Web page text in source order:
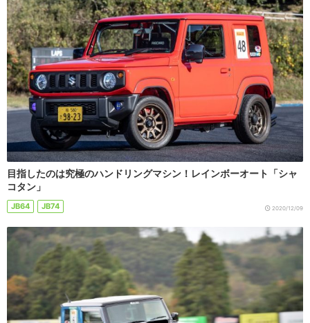
目指したのは究極のハンドリングマシン！レインボーオート「シャ
コタン」
JB64 JB74 2020/12/09